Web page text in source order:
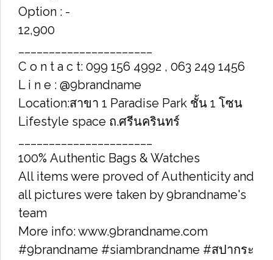
Option : -
12,900
C o n t a c t: 099 156 4992 , 063 249 1456
L i n e : @9brandname
Location:สาขา 1 Paradise Park ชั้น 1 โซน
Lifestyle space ถ.ศรีนครินทร์
100% Authentic Bags & Watches
All items were proved of Authenticity and
all pictures were taken by 9brandname's
team
More info: www.9brandname.com
#9brandname #siambrandname #สปากระ